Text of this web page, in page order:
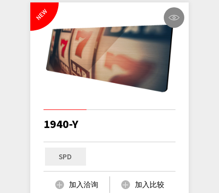
NEW
1940-Y
SPD
加入洽询 加入比较